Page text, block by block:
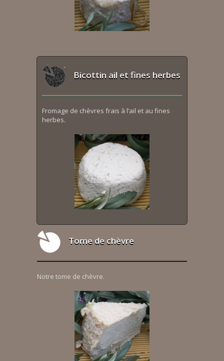
Bicottin ail et fines herbes
Fromage de chèvres frais à l’ail et au fines
herbes.
Tome de chèvre
Notre tome de chèvre.